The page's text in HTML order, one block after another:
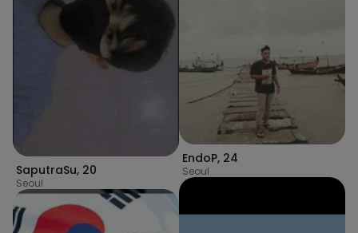
SaputraSu, 20
Seoul
EndoP, 24
Seoul